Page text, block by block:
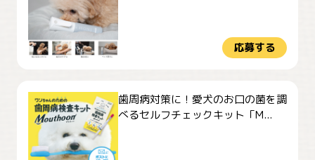
応募する
歯周病対策に！愛犬のお口の菌を調
べるセルフチェックキット「M...